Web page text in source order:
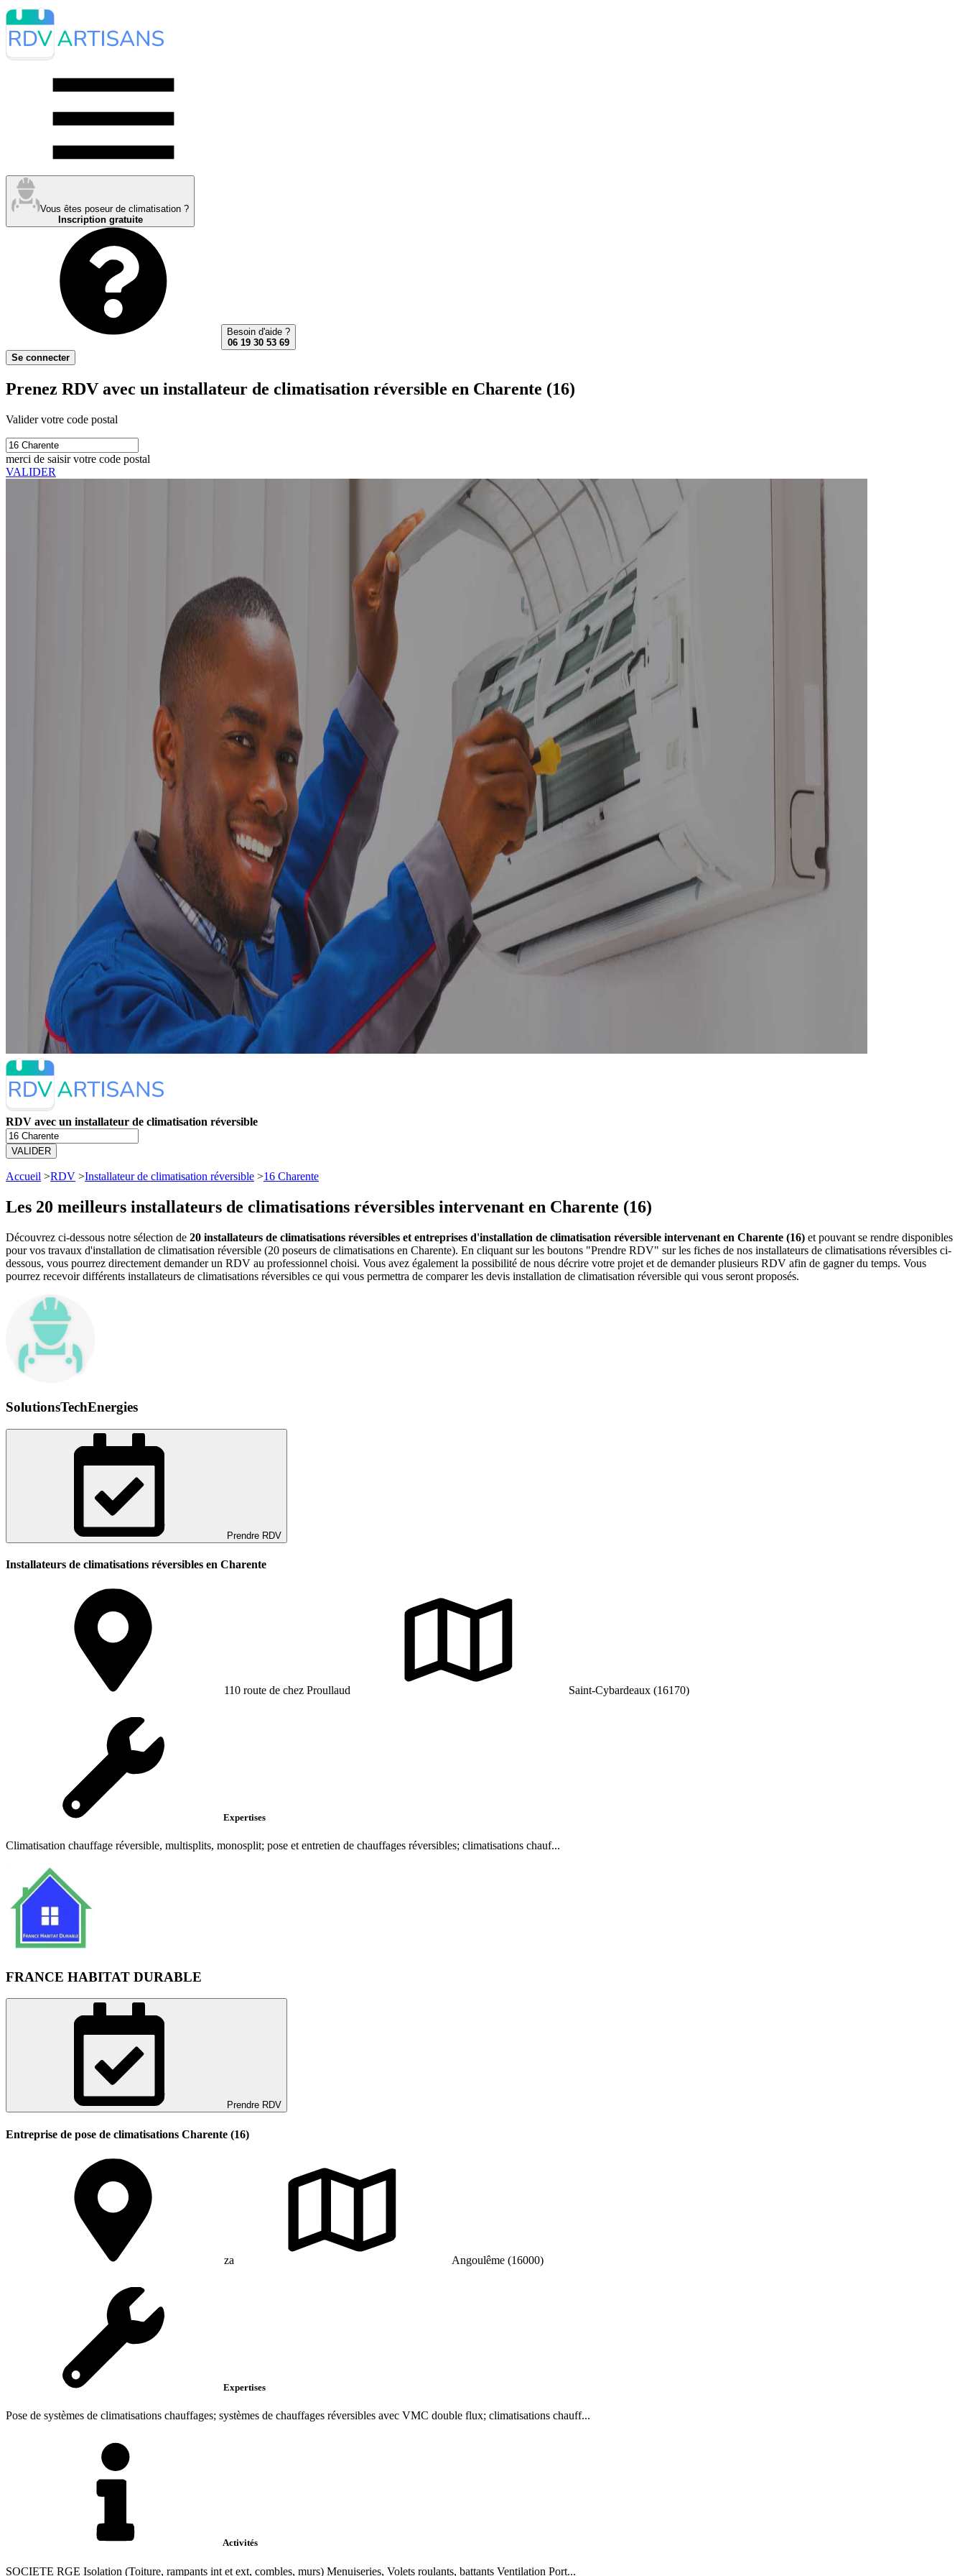
Vous êtes poseur de climatisation ?
Inscription gratuite
Besoin d'aide ?
06 19 30 53 69
Se connecter
Prenez RDV avec un installateur de climatisation réversible en Charente (16)
Valider votre code postal
merci de saisir votre code postal
VALIDER
RDV avec un installateur de climatisation réversible
VALIDER
Accueil >RDV >Installateur de climatisation réversible >16 Charente
Les 20 meilleurs installateurs de climatisations réversibles intervenant en Charente (16)
Découvrez ci-dessous notre sélection de 20 installateurs de climatisations réversibles et entreprises d'installation de climatisation réversible intervenant en Charente (16) et pouvant se rendre disponibles
pour vos travaux d'installation de climatisation réversible (20 poseurs de climatisations en Charente). En cliquant sur les boutons "Prendre RDV" sur les fiches de nos installateurs de climatisations réversibles ci-
dessous, vous pourrez directement demander un RDV au professionnel choisi. Vous avez également la possibilité de nous décrire votre projet et de demander plusieurs RDV afin de gagner du temps. Vous
pourrez recevoir différents installateurs de climatisations réversibles ce qui vous permettra de comparer les devis installation de climatisation réversible qui vous seront proposés.
SolutionsTechEnergies
Prendre RDV
Installateurs de climatisations réversibles en Charente
110 route de chez Proullaud Saint-Cybardeaux (16170)
Expertises
Climatisation chauffage réversible, multisplits, monosplit; pose et entretien de chauffages réversibles; climatisations chauf...
FRANCE HABITAT DURABLE
Prendre RDV
Entreprise de pose de climatisations Charente (16)
za Angoulême (16000)
Expertises
Pose de systèmes de climatisations chauffages; systèmes de chauffages réversibles avec VMC double flux; climatisations chauff...
Activités
SOCIETE RGE Isolation (Toiture, rampants int et ext, combles, murs) Menuiseries, Volets roulants, battants Ventilation Port...